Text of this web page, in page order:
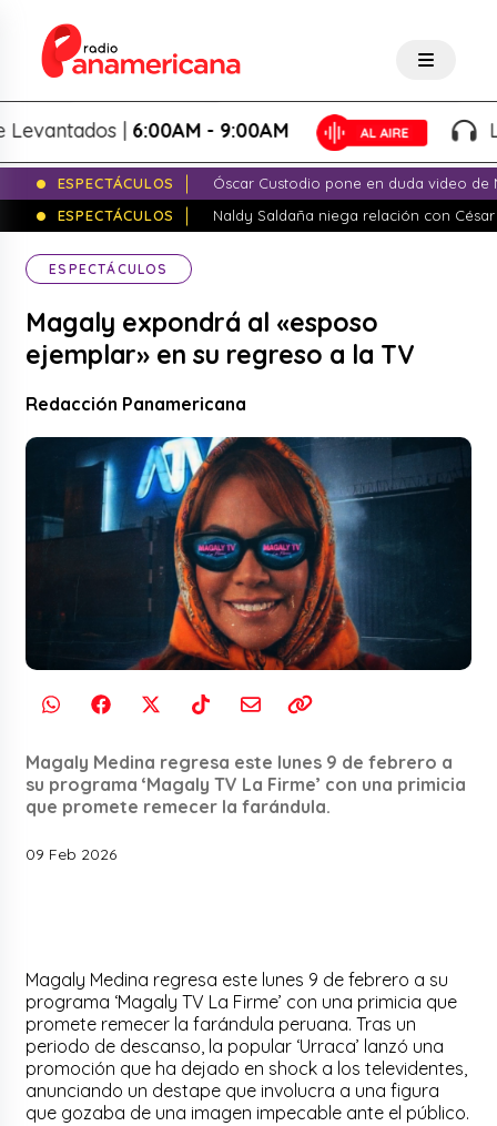
|6:00AM - 9:00AM Lo
ESPECTÁCULOS
Óscar Custodio pone en duda video de
ESPECTÁCULOS
Naldy Saldaña niega relación con
ESPECTÁCULOS
Magaly expondrá al «esposo
ejemplar» en su regreso a la TV
Redacción Panamericana
Magaly Medina regresa este lunes 9 de febrero a
su programa ‘Magaly TV La Firme’ con una primicia
que promete remecer la farándula.
09 Feb 2026
Magaly Medina regresa este lunes 9 de febrero a su
programa ‘Magaly TV La Firme’ con una primicia que
promete remecer la farándula peruana. Tras un
periodo de descanso, la popular ‘Urraca’ lanzó una
promoción que ha dejado en shock a los televidentes,
anunciando un destape que involucra a una figura
que gozaba de una imagen impecable ante el público.